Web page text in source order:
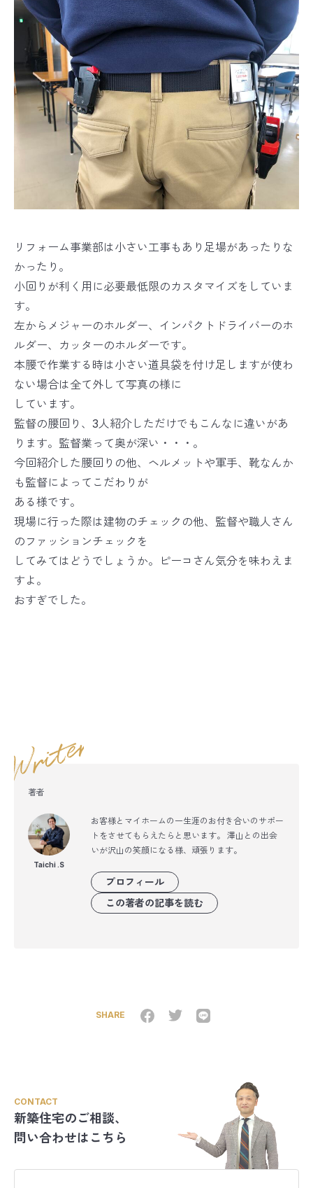
リフォーム事業部は小さい工事もあり足場があったりな
かったり。
小回りが利く用に必要最低限のカスタマイズをしていま
す。
左からメジャーのホルダー、インパクトドライバーのホ
ルダー、カッターのホルダーです。
本腰で作業する時は小さい道具袋を付け足しますが使わ
ない場合は全て外して写真の様に
しています。
監督の腰回り、3人紹介しただけでもこんなに違いがあ
ります。監督業って奥が深い・・・。
今回紹介した腰回りの他、ヘルメットや軍手、靴なんか
も監督によってこだわりが
ある様です。
現場に行った際は建物のチェックの他、監督や職人さん
のファッションチェックを
してみてはどうでしょうか。ピーコさん気分を味わえま
すよ。
おすぎでした。
著者
Taichi .S
お客様とマイホームの一生涯のお付き合いのサポー
トをさせてもらえたらと思います。 澤山との出会
いが沢山の笑顔になる様、頑張ります。
プロフィール
この著者の記事を読む
SHARE
CONTACT
新築住宅のご相談、
問い合わせはこちら